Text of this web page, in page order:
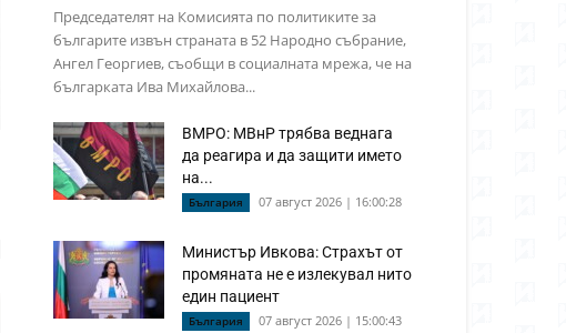
Председателят на Комисията по политиките за
българите извън страната в 52 Народно събрание,
Ангел Георгиев, съобщи в социалната мрежа, че на
българката Ива Михайлова...
ВМРО: МВнР трябва веднага
да реагира и да защити името
на...
България 07 август 2026 | 16:00:28
Министър Ивкова: Страхът от
промяната не е излекувал нито
един пациент
България 07 август 2026 | 15:00:43